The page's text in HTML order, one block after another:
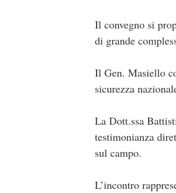
Il convegno si
di grande
Il Gen. Masiello
sicurezza
La Dott.ssa
testimonianza
sul campo.
L’incontro